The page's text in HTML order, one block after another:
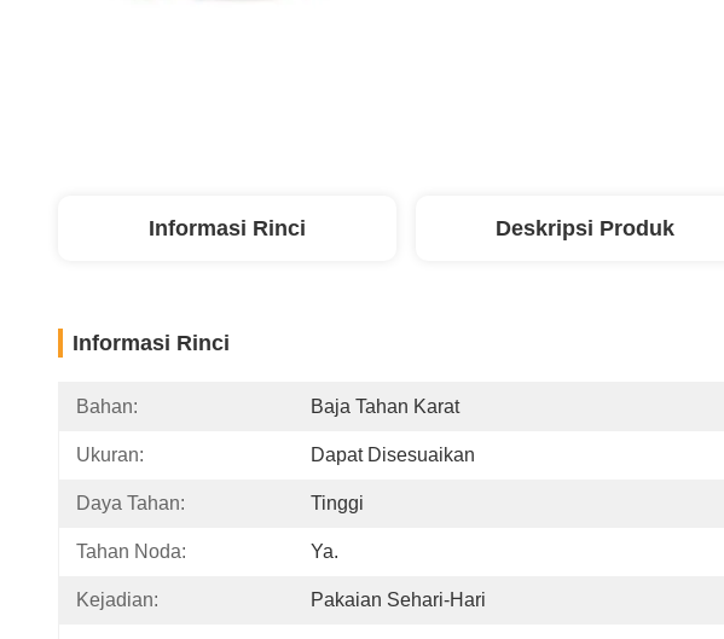
Informasi Rinci Deskripsi Produk
Informasi Rinci
Bahan: Baja Tahan Karat
Ukuran: Dapat Disesuaikan
Daya Tahan: Tinggi
Tahan Noda: Ya.
Kejadian: Pakaian Sehari-Hari